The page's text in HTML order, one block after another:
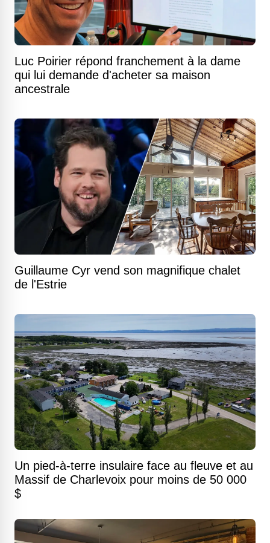
Luc Poirier répond franchement à la dame
qui lui demande d'acheter sa maison
ancestrale
Guillaume Cyr vend son magnifique chalet
de l'Estrie
Un pied-à-terre insulaire face au fleuve et au
Massif de Charlevoix pour moins de 50 000
$